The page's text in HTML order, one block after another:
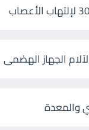
والمعدة